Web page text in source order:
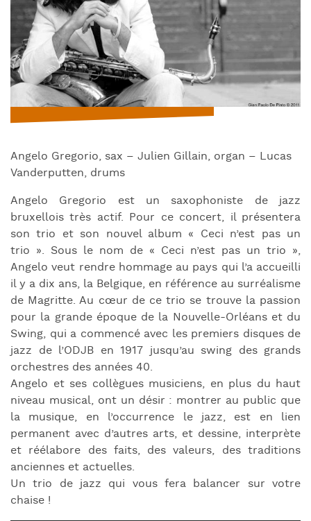
Angelo Gregorio, sax – Julien Gillain, organ – Lucas
Vanderputten, drums
Angelo Gregorio est un saxophoniste de jazz
bruxellois très actif. Pour ce concert, il présentera
son trio et son nouvel album « Ceci n’est pas un
trio ». Sous le nom de « Ceci n’est pas un trio »,
Angelo veut rendre hommage au pays qui l’a accueilli
il y a dix ans, la Belgique, en référence au surréalisme
de Magritte. Au cœur de ce trio se trouve la passion
pour la grande époque de la Nouvelle-Orléans et du
Swing, qui a commencé avec les premiers disques de
jazz de l’ODJB en 1917 jusqu’au swing des grands
orchestres des années 40.
Angelo et ses collègues musiciens, en plus du haut
niveau musical, ont un désir : montrer au public que
la musique, en l’occurrence le jazz, est en lien
permanent avec d’autres arts, et dessine, interprète
et réélabore des faits, des valeurs, des traditions
anciennes et actuelles.
Un trio de jazz qui vous fera balancer sur votre
chaise !